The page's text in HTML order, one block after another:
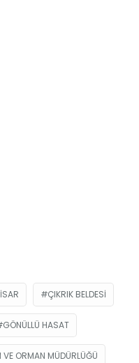
ÇIKRIK BELDESI
GÖNÜLLÜ HASAT
VE ORMAN MÜDÜRLÜĞÜ